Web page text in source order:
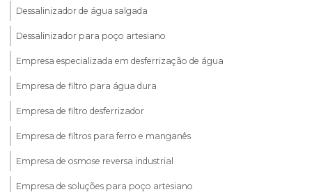
Dessalinizador de água salgada
Dessalinizador para poço artesiano
Empresa especializada em desferrização de água
Empresa de filtro para água dura
Empresa de filtro desferrizador
Empresa de filtros para ferro e manganês
Empresa de osmose reversa industrial
Empresa de soluções para poço artesiano